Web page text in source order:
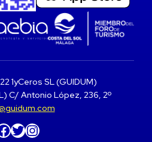
1yCeros SL (GUIDUM)
C/ Antonio López, 236, 2º
Twitter Instagram